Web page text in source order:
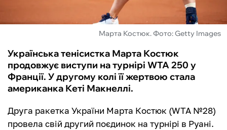
Марта Костюк. Фото: Getty Images
Українська тенісистка Марта Костюк
продовжує виступи на турнірі WTA 250 у
Франції. У другому колі її жертвою стала
американка Кеті Макнеллі.
Друга ракетка України Марта Костюк (WTA №28)
провела свій другий поєдинок на турнірі в Руані.